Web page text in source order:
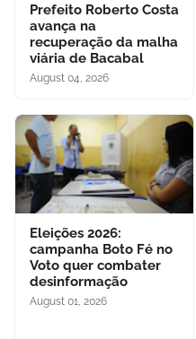
Prefeito Roberto Costa
avança na
recuperação da malha
viária de Bacabal
August 04, 2026
Eleições 2026:
campanha Boto Fé no
Voto quer combater
desinformação
August 01, 2026